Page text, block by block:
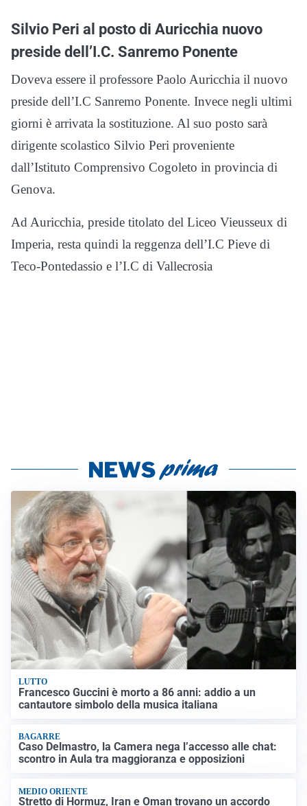
Silvio Peri al posto di Auricchia nuovo
preside dell’I.C. Sanremo Ponente
Doveva essere il professore Paolo Auricchia il nuovo
preside dell’I.C Sanremo Ponente. Invece negli ultimi
giorni è arrivata la sostituzione. Al suo posto sarà
dirigente scolastico Silvio Peri proveniente
dall’Istituto Comprensivo Cogoleto in provincia di
Genova.
Ad Auricchia, preside titolato del Liceo Vieusseux di
Imperia, resta quindi la reggenza dell’I.C Pieve di
Teco-Pontedassio e l’I.C di Vallecrosia
LUTTO
Francesco Guccini è morto a 86 anni: addio a un
cantautore simbolo della musica italiana
BAGARRE
Caso Delmastro, la Camera nega l’accesso alle chat:
scontro in Aula tra maggioranza e opposizioni
MEDIO ORIENTE
Stretto di Hormuz, Iran e Oman trovano un accordo